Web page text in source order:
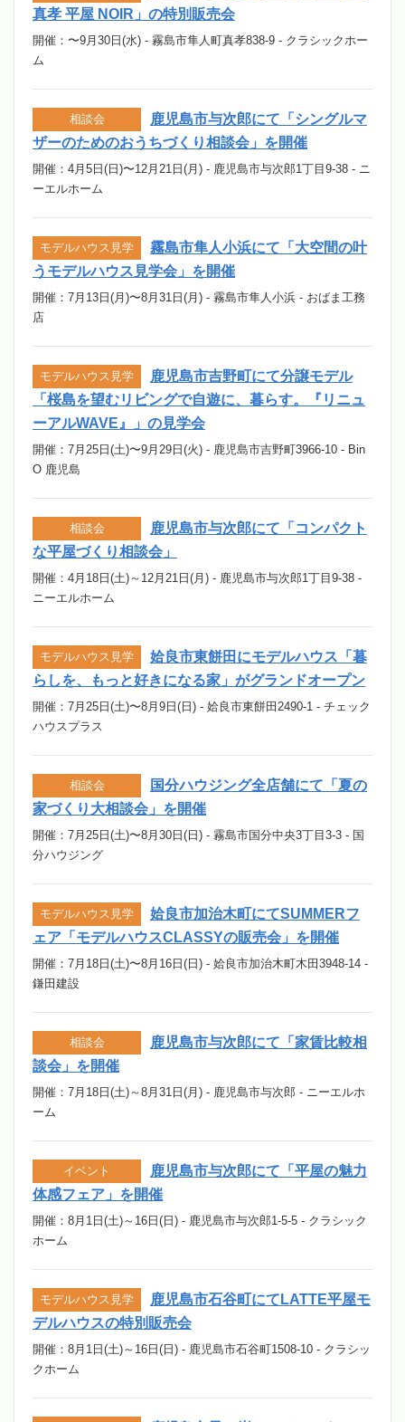
真孝 平屋 NOIR」の特別販売会
開催：〜9月30日(水) - 霧島市隼人町真孝838-9 - クラシックホー
ム
鹿児島市与次郎にて「シングルマ
ザーのためのおうちづくり相談会」を開催
開催：4月5日(日)〜12月21日(月) - 鹿児島市与次郎1丁目9-38 - ニ
ーエルホーム
相談会
霧島市隼人小浜にて「大空間の叶
うモデルハウス見学会」を開催
開催：7月13日(月)〜8月31日(月) - 霧島市隼人小浜 - おばま工務
店
モデルハウス見学
鹿児島市吉野町にて分譲モデル
「桜島を望むリビングで自遊に、暮らす。『リニュ
ーアルWAVE』」の見学会
開催：7月25日(土)〜9月29日(火) - 鹿児島市吉野町3966-10 - Bin
O 鹿児島
モデルハウス見学
鹿児島市与次郎にて「コンパクト
な平屋づくり相談会」
開催：4月18日(土)～12月21日(月) - 鹿児島市与次郎1丁目9-38 -
ニーエルホーム
相談会
姶良市東餅田にモデルハウス「暮
らしを、もっと好きになる家」がグランドオープン
開催：7月25日(土)〜8月9日(日) - 姶良市東餅田2490-1 - チェック
ハウスプラス
モデルハウス見学
国分ハウジング全店舗にて「夏の
家づくり大相談会」を開催
開催：7月25日(土)〜8月30日(日) - 霧島市国分中央3丁目3-3 - 国
分ハウジング
相談会
姶良市加治木町にてSUMMERフ
ェア「モデルハウスCLASSYの販売会」を開催
開催：7月18日(土)〜8月16日(日) - 姶良市加治木町木田3948-14 -
鎌田建設
モデルハウス見学
鹿児島市与次郎にて「家賃比較相
談会」を開催
開催：7月18日(土)～8月31日(月) - 鹿児島市与次郎 - ニーエルホ
ーム
相談会
鹿児島市与次郎にて「平屋の魅力
体感フェア」を開催
開催：8月1日(土)～16日(日) - 鹿児島市与次郎1-5-5 - クラシック
ホーム
イベント
鹿児島市石谷町にてLATTE平屋モ
デルハウスの特別販売会
開催：8月1日(土)～16日(日) - 鹿児島市石谷町1508-10 - クラシッ
クホーム
モデルハウス見学